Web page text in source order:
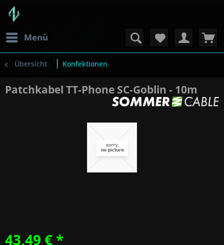
Menü
Übersicht Konfektionen
Patchkabel TT-Phone SC-Goblin - 10m
43,49 € *